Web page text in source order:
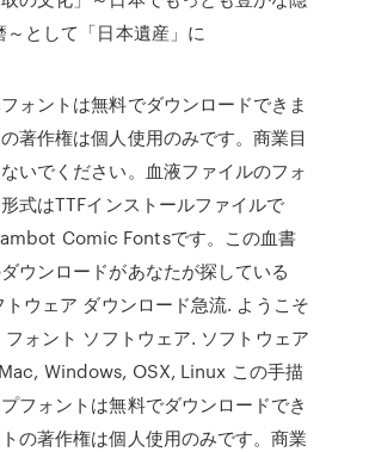
として「日本遺産」に
ォントは無料でダウンロードできま
著作権は個人使用のみです。商業目
いでください。血液ファイルのフォ
式はTTFインストールファイルで
Comic Fontsです。この血書
ウンロードがあなたが探している
ウェア ダウンロード急流. ようこそ
フォント ソフトウェア. ソフトウェア
Windows, OSX, Linux この手描
フォントは無料でダウンロードでき
の著作権は個人使用のみです。商業